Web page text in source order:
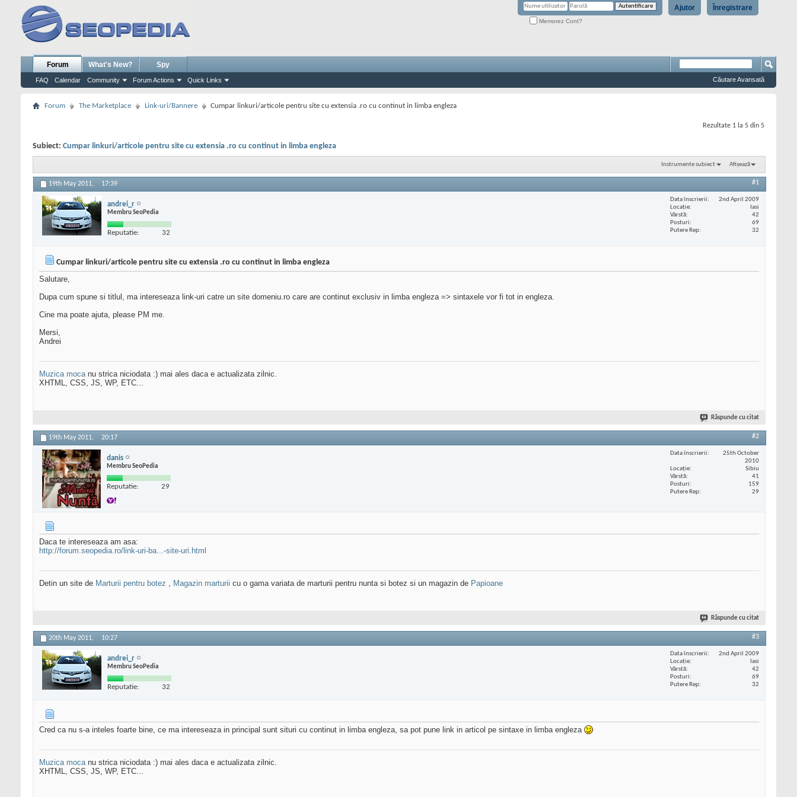
Înregistrare
Ajutor
Memorez Cont?
Forum
FAQ Calendar Community Forum Actions Quick Links
What's New? Spy
Căutare Avansată
Forum The Marketplace Link-uri/Bannere Cumpar linkuri/articole pentru site cu extensia .ro cu continut in limba engleza
Rezultate 1 la 5 din 5
Subiect: Cumpar linkuri/articole pentru site cu extensia .ro cu continut in limba engleza
Instrumente subiect Afișează
19th May 2011, 17:39 #1
andrei_r
Membru SeoPedia
Reputatie: 32
Data înscrierii
2nd April 2009
Locaţie
Iasi
Vârstă
42
Posturi
69
Putere Rep
32
Cumpar linkuri/articole pentru site cu extensia .ro cu continut in limba engleza
Salutare,
Dupa cum spune si titlul, ma intereseaza link-uri catre un site domeniu.ro care are continut exclusiv in limba engleza => sintaxele vor fi tot in engleza.
Cine ma poate ajuta, please PM me.
Mersi,
Andrei
Muzica mocanu strica niciodata :) mai ales daca e actualizata zilnic.
XHTML, CSS, JS, WP, ETC...
Răspunde cu citat
19th May 2011, 20:17 #2
danis
Membru SeoPedia
Reputatie: 29
Data înscrierii
25th October
2010
Locaţie
Sibiu
Vârstă
41
Posturi
159
Putere Rep
29
Daca te intereseaza am asa:
http://forum.seopedia.ro/link-uri-ba...-site-uri.html
Detin un site de Marturii pentru botez , Magazin marturii cu o gama variata de marturii pentru nunta si botez si un magazin de Papioane
Răspunde cu citat
20th May 2011, 10:27 #3
andrei_r
Membru SeoPedia
Reputatie: 32
Data înscrierii
2nd April 2009
Locaţie
Iasi
Vârstă
42
Posturi
69
Putere Rep
32
Cred ca nu s-a inteles foarte bine, ce ma intereseaza in principal sunt situri cu continut in limba engleza, sa pot pune link in articol pe sintaxe in limba engleza
Muzica mocanu strica niciodata :) mai ales daca e actualizata zilnic.
XHTML, CSS, JS, WP, ETC...